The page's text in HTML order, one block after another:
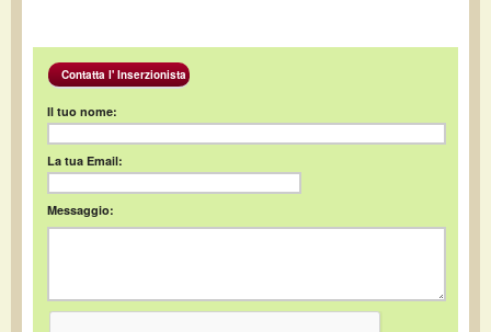
Contatta l' Inserzionista
Il tuo nome:
La tua Email:
Messaggio: